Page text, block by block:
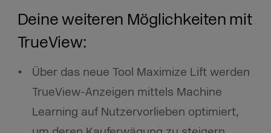
Deine weiteren Möglichkeiten mit
TrueView:
Über das neue Tool Maximize Lift werden
TrueView-Anzeigen mittels Machine
Learning auf Nutzervorlieben optimiert,